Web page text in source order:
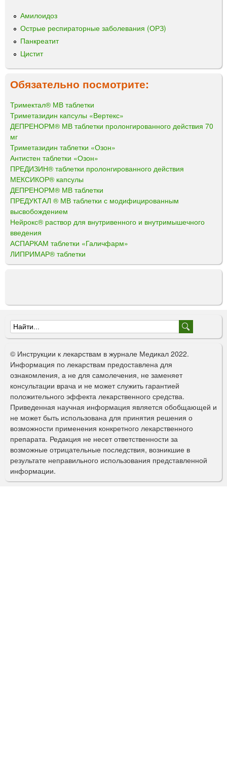
Амилоидоз
Острые респираторные заболевания (ОРЗ)
Панкреатит
Цистит
Обязательно посмотрите:
Тримектал® МВ таблетки
Триметазидин капсулы «Вертекс»
ДЕПРЕНОРМ® МВ таблетки пролонгированного действия 70
мг
Триметазидин таблетки «Озон»
Антистен таблетки «Озон»
ПРЕДИЗИН® таблетки пролонгированного действия
МЕКСИКОР® капсулы
ДЕПРЕНОРМ® МВ таблетки
ПРЕДУКТАЛ ® МВ таблетки с модифицированным
высвобождением
Нейрокс® раствор для внутривенного и внутримышечного
введения
АСПАРКАМ таблетки «Галичфарм»
ЛИПРИМАР® таблетки
Ф
о
р
м
а
п
о
и
с
к
© Инструкции к лекарствам в журнале Медикал 2022.
Информация по лекарствам предоставлена для
ознакомления, а не для самолечения, не заменяет
консультации врача и не может служить гарантией
положительного эффекта лекарственного средства.
Приведенная научная информация является обобщающей и
не может быть использована для принятия решения о
возможности применения конкретного лекарственного
препарата. Редакция не несет ответственности за
возможные отрицательные последствия, возникшие в
результате неправильного использования представленной
информации.